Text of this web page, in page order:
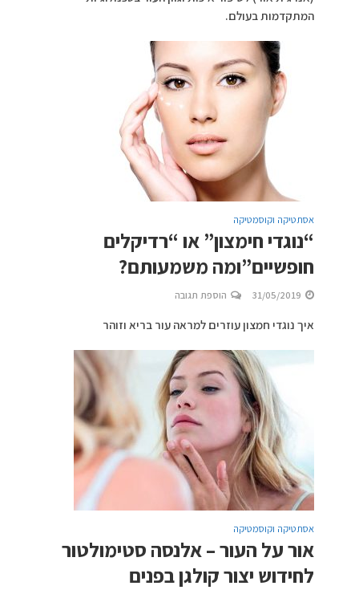
המתקדמות בעולם.
אסתטיקה וקוסמטיקה
“נוגדי חימצון” או “רדיקלים
חופשיים”ומה משמעותם?
31/05/2019 הוספת תגובה
איך נוגדי חמצון עוזרים למראה עור בריא וזוהר
אסתטיקה וקוסמטיקה
אור על העור – אלנסה סטימולטור
לחידוש יצור קולגן בפנים